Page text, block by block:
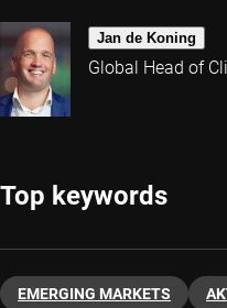
Jan de Koning
Global Head of
Top keywords
EMERGING MARKETS